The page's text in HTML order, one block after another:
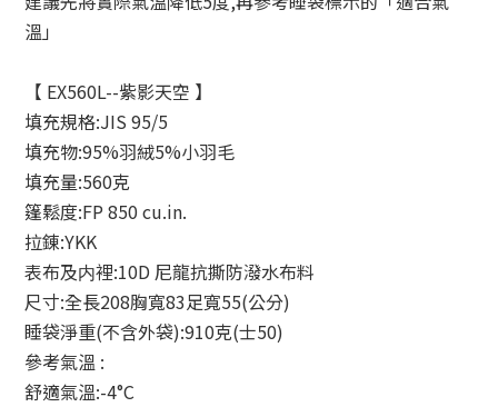
溫」
【 EX560L--紫影天空 】
填充規格:JIS 95/5
填充物:95%羽絨5%小羽毛
填充量:560克
篷鬆度:FP 850 cu.in.
拉錬:YKK
表布及内裡:10D 尼龍抗撕防潑水布料
尺寸:全長208胸寬83足寬55(公分)
睡袋淨重(不含外袋):910克(士50)
參考氣溫 :
舒適氣溫:-4°C